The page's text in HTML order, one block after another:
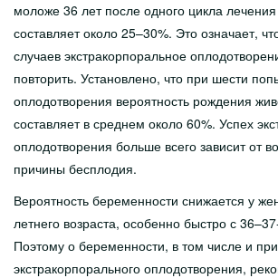
моложе 36 лет после одного цикла
составляет около 25–30%. Это означает,
случаев экстракорпоральное
повторить. Установлено, что при шести
оплодотворения вероятность рождения
составляет в среднем около 60%. Успех
оплодотворения больше всего зависит от
причины бесплодия.
Вероятность беременности снижается у
летнего возраста, особенно быстро с
Поэтому о беременности, в том числе и
экстракорпорального оплодотворения,